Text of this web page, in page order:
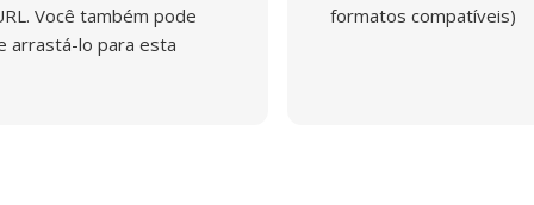
Você também pode
arrastá-lo para esta
formatos compatíveis)